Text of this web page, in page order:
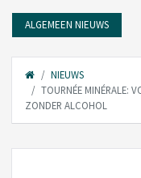
ALGEMEEN NIEUWS
NIEUWS
TOURNÉE MINÉRALE:
ZONDER ALCOHOL